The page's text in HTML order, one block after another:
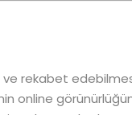
rekabet
online